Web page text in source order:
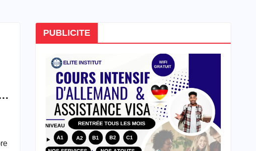
PUBLICITE